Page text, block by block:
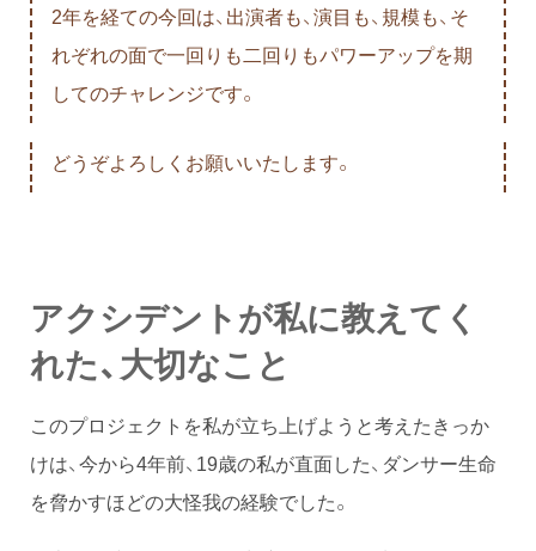
2年を経ての今回は、出演者も、演目も、規模も、そ
れぞれの面で一回りも二回りもパワーアップを期
してのチャレンジです。
どうぞよろしくお願いいたします。
アクシデントが私に教えてく
れた、大切なこと
このプロジェクトを私が立ち上げようと考えたきっか
けは、今から4年前、19歳の私が直面した、ダンサー生命
を脅かすほどの大怪我の経験でした。